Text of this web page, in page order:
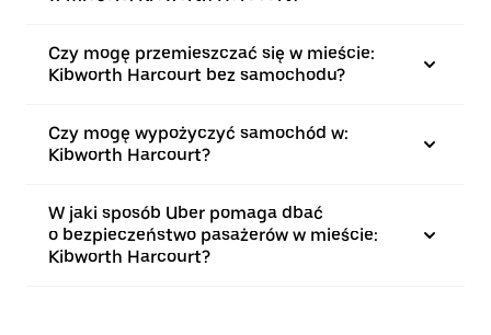
Czy mogę przemieszczać się w mieście:
Kibworth Harcourt bez samochodu?
Czy mogę wypożyczyć samochód w:
Kibworth Harcourt?
W jaki sposób Uber pomaga dbać
o bezpieczeństwo pasażerów w mieście:
Kibworth Harcourt?